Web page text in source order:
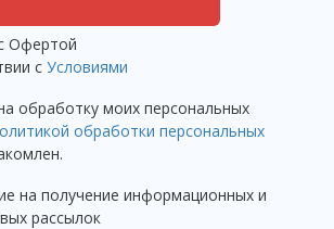
Офертой
с Условиями
обработку моих персональных
обработки персональных
на получение информационных и
рассылок